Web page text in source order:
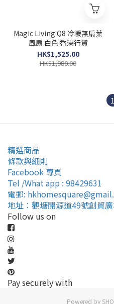
Magic Living Q8 冷暖無扇葉
風扇 白色 香港行貨
HK$1,525.00
HK$1,980.00
1
精選商品
條款與細則
Facebook 專頁
Tel /What app : 98429631
電郵:
地址：觀塘開源道49號創貿
Follow us on
Pay securely with
Powered by